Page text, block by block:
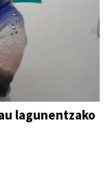
lagunentzako